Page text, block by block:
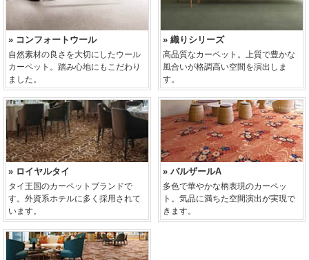
» コンフォートウール
自然素材の良さを大切にしたウール
カーペット。踏み心地にもこだわり
ました。
» 織りシリーズ
高品質なカーペット。上質で豊かな
風合いが格調高い空間を演出しま
す。
» ロイヤルタイ
タイ王国のカーペットブランドで
す。外資系ホテルに多く採用されて
います。
» バルザールA
多色で華やかな柄表現のカーペッ
ト。気品に満ちた空間演出が実現で
きます。